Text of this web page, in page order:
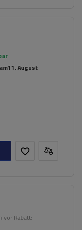
11. August
vor Rabatt: